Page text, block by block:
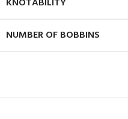
NUMBER OF BOBBINS